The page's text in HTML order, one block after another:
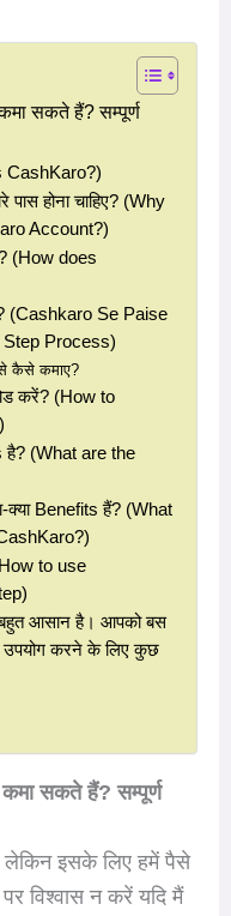
सकते हैं? सम्पूर्ण
CashKaro?)
होना चाहिए? (Why
Account?)
(How does
(Cashkaro Se Paise
Process)
कैसे कमाए?
करें? (How to
है? (What are the
Benefits हैं? (What
to use
आसान है। आपको बस
उपयोग करने के लिए कुछ
सकते हैं? सम्पूर्ण
लेकिन इसके लिए हमें पैसे
विश्वास न करें यदि मैं